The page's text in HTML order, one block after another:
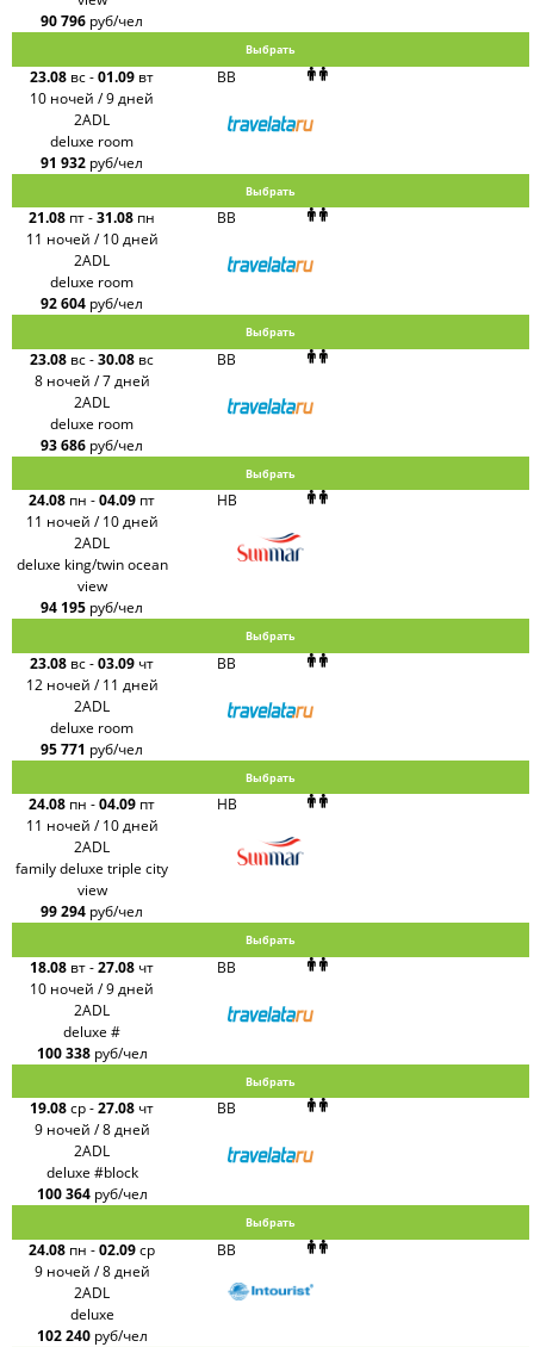
90 796 руб/чел
Выбрать
23.08 вс-01.09 вт
10 ночей / 9 дней
BB
2ADL
deluxe room
91 932 руб/чел
Выбрать
21.08 пт-31.08 пн
11 ночей / 10 дней
BB
2ADL
deluxe room
92 604 руб/чел
Выбрать
23.08 вс-30.08 вс
8 ночей / 7 дней
BB
2ADL
deluxe room
93 686 руб/чел
Выбрать
24.08 пн -04.09 пт
11 ночей / 10 дней
HB
2ADL
deluxe king/twin ocean
view
94 195 руб/чел
Выбрать
23.08 вс-03.09 чт
12 ночей / 11 дней
BB
2ADL
deluxe room
95 771 руб/чел
Выбрать
24.08 пн -04.09 пт
11 ночей / 10 дней
HB
2ADL
family deluxe triple city
view
99 294 руб/чел
Выбрать
18.08 вт-27.08 чт
10 ночей / 9 дней
BB
2ADL
deluxe #
100 338 руб/чел
Выбрать
19.08ср-27.08 чт
9 ночей / 8 дней
BB
2ADL
deluxe #block
100 364 руб/чел
Выбрать
24.08 пн -02.09ср
9 ночей / 8 дней
BB
2ADL
deluxe
102 240 руб/чел